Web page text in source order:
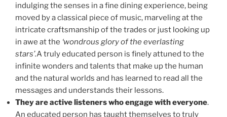
indulging the senses in a fine dining experience, being
moved by a classical piece of music, marveling at the
intricate craftsmanship of the trades or just looking up
in awe at the ‘wondrous glory of the everlasting
stars’.A truly educated person is finely attuned to the
infinite wonders and talents that make up the human
and the natural worlds and has learned to read all the
messages and understands their lessons.
They are active listeners who engage with everyone.
An educated person has taught themselves to truly